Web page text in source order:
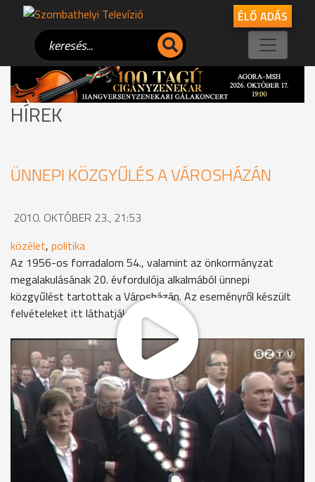
ÉLŐ ADÁS
HÍREK
ÜNNEPI KÖZGYŰLÉS A VÁROSHÁZÁN
2010. OKTÓBER 23., 21:53
közélet, politika
Az 1956-os forradalom 54., valamint az önkormányzat
megalakulásának 20. évfordulója alkalmából ünnepi
közgyűlést tartottak a Városházán. Az eseményről készült
felvételeket itt láthatják.
MEGOSZTÁS